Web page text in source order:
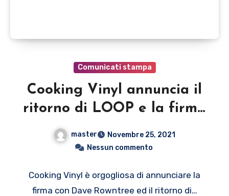
Comunicati stampa
Cooking Vinyl annuncia il
ritorno di LOOP e la firma
con Dave Rowntree (Blur)
master
Novembre 25, 2021
Nessun commento
Cooking Vinyl è orgogliosa di annunciare la
firma con Dave Rowntree ed il ritorno di…